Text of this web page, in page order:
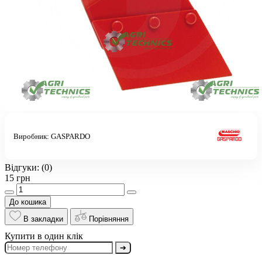
Виробник: GASPARDO
Відгуки: (0)
15 грн
До кошика
В закладки
Порівняння
Купити в один клік
➔